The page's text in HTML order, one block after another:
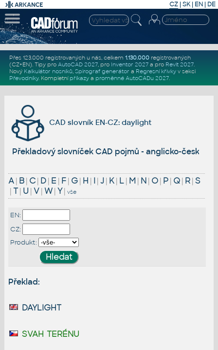
CZ | SK| EN | DE
Přes 123.000 registrovaných u nás, celkem 1.130.000registrovaných
(CZ+EN). Tipy pro AutoCAD 2027, pro Inventor 2027a pro Revit 2027.
Nový Kalkulátor nosníků, Spirograf generátor a Regresní křivkyv sekci
Převodníky. Kompletní příkazya proměnné AutoCADu 2027.
CAD slovník EN-CZ: daylight
Překladový slovníček CAD pojmů - anglicko-český
A| B| C| D| E | F| G| H | I| J| K| L| M| N| O| P| Q| R| S
| T| U | V| W| Y| vše
EN:
CZ:
Produkt:
Překlad:
daylight
svah terénu